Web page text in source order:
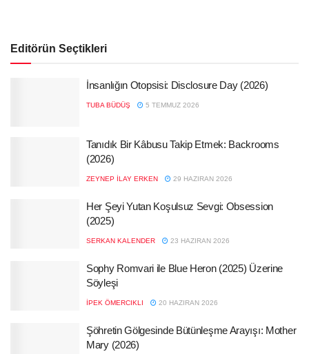
Editörün Seçtikleri
İnsanlığın Otopsisi: Disclosure Day (2026)
TUBA BÜDÜŞ 5 TEMMUZ 2026
Tanıdık Bir Kâbusu Takip Etmek: Backrooms
(2026)
ZEYNEP İLAY ERKEN 29 HAZIRAN 2026
Her Şeyi Yutan Koşulsuz Sevgi: Obsession
(2025)
SERKAN KALENDER 23 HAZIRAN 2026
Sophy Romvari ile Blue Heron (2025) Üzerine
Söyleşi
İPEK ÖMERCIKLI 20 HAZIRAN 2026
Şöhretin Gölgesinde Bütünleşme Arayışı: Mother
Mary (2026)